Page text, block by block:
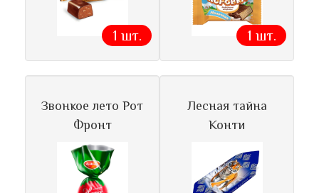
1 шт. 1 шт.
Звонкое лето Рот
Фронт
Лесная тайна
Конти